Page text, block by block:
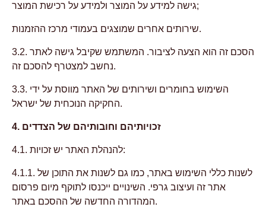
גישה למידע על המוצר ולמידע על רכישת המוצר;
שירותים אחרים שמוצגים בעמודי מרכז ההזמנות.
3.2. הסכם זה הוא הצעה לציבור. המשתמש שקיבל גישה לאתר
נחשב למצטרף להסכם זה.
3.3. השימוש בחומרים ושירותים של האתר מווסת על ידי
החקיקה הנוכחית של ישראל.
4. זכויותיהם וחובותיהם של הצדדים
4.1. להנהלת האתר יש זכויות:
4.1.1. לשנות כללי השימוש באתר, כמו גם לשנות את התוכן של
אתר זה ועיצוב גרפי. השינויים ייכנסו לתוקף מיום פרסום
המהדורה החדשה של ההסכם באתר.